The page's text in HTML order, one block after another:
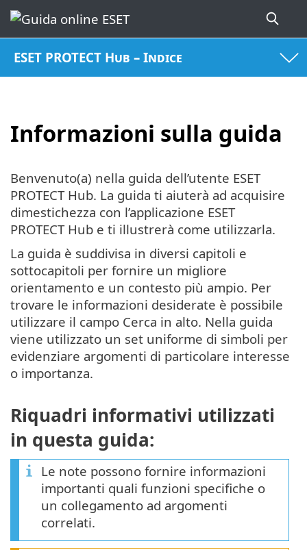
ESET PROTECT Hub – Indice
Informazioni sulla guida
Benvenuto(a) nella guida dell’utente ESET
PROTECT Hub. La guida ti aiuterà ad acquisire
dimestichezza con l’applicazione ESET
PROTECT Hub e ti illustrerà come utilizzarla.
La guida è suddivisa in diversi capitoli e
sottocapitoli per fornire un migliore
orientamento e un contesto più ampio. Per
trovare le informazioni desiderate è possibile
utilizzare il campo Cerca in alto. Nella guida
viene utilizzato un set uniforme di simboli per
evidenziare argomenti di particolare interesse
o importanza.
Riquadri informativi utilizzati
in questa guida:
Le note possono fornire informazioni
importanti quali funzioni specifiche o
un collegamento ad argomenti
correlati.